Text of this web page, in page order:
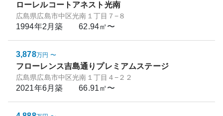
ローレルコートアネスト光南
広島県広島市中区光南１丁目７−８
1994年2月築 62.94㎡〜
3,878万円 〜
フローレンス吉島通りプレミアムステージ
広島県広島市中区光南１丁目４−２２
2021年6月築 66.91㎡〜